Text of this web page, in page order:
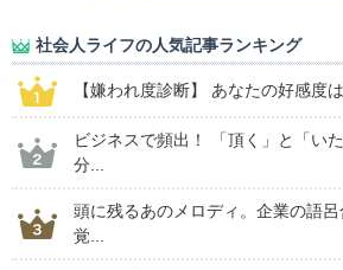
社会人ライフの人気記事ランキング
【嫌われ度診断】 あなたの好感度
ビジネスで頻出！ 「頂く」と「い
分...
頭に残るあのメロディ。企業の語
覚...